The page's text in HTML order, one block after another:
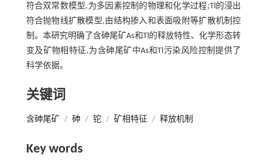
符合双常数模型,为多因素控制的物理和化学过程;Tl的浸出
符合抛物线扩散模型,由结构掺入和表面吸附等扩散机制控
制。本研究明确了含砷尾矿As和Tl的释放特性、化学形态转
变及矿物相特征,为含砷尾矿中As和Tl污染风险控制提供了
科学依据。
关键词
含砷尾矿 / 砷 / 铊 / 矿相特征 / 释放机制
Key words